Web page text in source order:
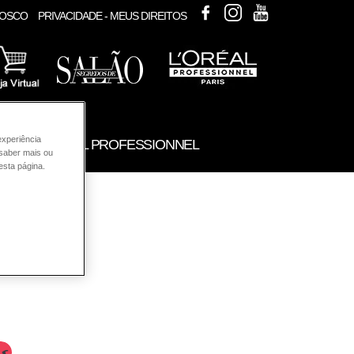
PRIVACIDADE - MEUS DIREITOS
FACEBOOKINSTAGRAM
L'ORÉAL PROFESSIONNEL
mais ou
página.